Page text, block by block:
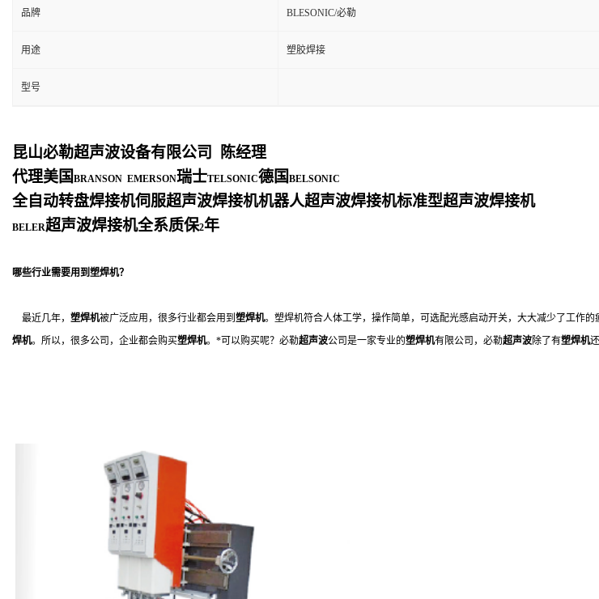
品牌 BLESONIC/必勒
用途 塑胶焊接
型号
昆山必勒超声波设备有限公司
陈经理
代理美国 BRANSON EMERSON瑞士TELSONIC德国 BELSONIC
全自动转盘焊接机伺服超声波焊接机机器人超声波焊接机标准型超声波焊接机
BELER超声波焊接机全系质保2年
哪些行业需要用到塑焊机？
最近几年， 塑焊机被广泛应用，很多行业都会用到 塑焊机。塑焊机符合人体工学，操作简单，可选配光感启动开关，大大减少了工作
焊机。所以，很多公司，企业都会购买塑焊机。*可以购买呢？必勒超声波公司是一家专业的塑焊机有限公司，必勒超声波除了有塑焊机